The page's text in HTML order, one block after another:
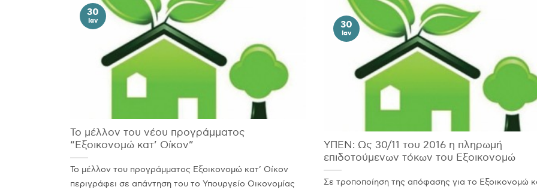
Το μέλλον του νέου προγράμματος
“Εξοικονομώ κατ’ Οίκον”
Το μέλλον του προγράμματος Εξοικονομώ κατ’ Οίκον
περιγράφει σε απάντηση του το Υπουργείο Οικονομίας
30
Ιαν
ΥΠΕΝ: Ως 30/11 του 2016 η πληρωμή
επιδοτούμενων τόκων του Εξοικονομώ
Σε τροποποίηση της απόφασης για το Εξοικονομώ
30
Ιαν